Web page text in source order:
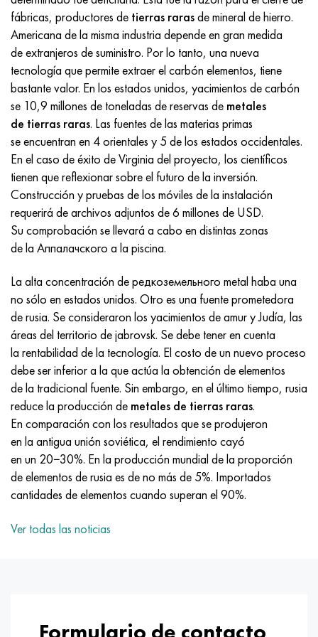
fábricas, productores de tierras rarasde mineral de hierro.
Americana de la misma industria depende en gran medida
de extranjeros de suministro. Por lo tanto, una nueva
tecnología que permite extraer el carbón elementos, tiene
bastante valor. En los estados unidos, yacimientos de carbón
se 10,9 millones de toneladas de reservas de metales
de tierras raras. Las fuentes de las materias primas
se encuentran en 4 orientales y 5 de los estados occidentales.
En el caso de éxito de Virginia del proyecto, los científicos
tienen que reflexionar sobre el futuro de la inversión.
Construcción y pruebas de los móviles de la instalación
requerirá de archivos adjuntos de 6 millones de USD.
Su comprobación se llevará a cabo en distintas zonas
de la Аппалачского a la piscina.
La alta concentración de редкоземельного metal haba una
no sólo en estados unidos. Otro es una fuente prometedora
de rusia. Se consideraron los yacimientos de amur y Judía, las
áreas del territorio de jabrovsk. Se debe tener en cuenta
la rentabilidad de la tecnología. El costo de un nuevo proceso
debe ser inferior a la que actúa la obtención de elementos
de la tradicional fuente. Sin embargo, en el último tiempo, rusia
reduce la producción de metales de tierras raras.
En comparación con los resultados que se produjeron
en la antigua unión soviética, el rendimiento cayó
en un 20−30%. En la producción mundial de la proporción
de elementos de rusia es de no más de 5%. Importados
cantidades de elementos cuando superan el 90%.
Ver todas las noticias
Incotherm
incotest
Jette M152
Cobalto 6B
maraging 250
René 41
Maraging 300
Maraging 350
MP35N
MP159
multimetro n155
Nicrofer 5923 hMo
Nicrofer 6030
Nitronik 40
Nitronik 50
Nitrónico 60
47ND
47НХР
49KF
49K2F, 49K2FA-VI
Aleación 50N
Aleación 50NP
50NHS
Aleación 52N
52K12F
56DGNH
68NKhVKTYu
79NM, Lupa 7904
80NM
80NMV-VI
80NHS
81HMA
HN62VMYUT
HN62MVKYU
HN63MB
XN65VM
KhN65VMTYu
KhN67MVTYu
KhN68VKTYU
KhN68VMTYUK-vd
KhN70VMTYu
HN73MBTYu
XN70YU
HN75MBTYu
XN75TBYu
XN77TYu
XN77TYUR
ХН78Т
VT-35
PT-1M
PT-3V
PT-7M
2B
SPT-2 sv
A LAS 3
3M
TL3
5B
TL5
A LAS 6
TS-6
14 titanio
SP-17
40 titanio
1.4466 - AISI 310MoLn
Aleación Al6xn
15-7Ph® - 1.4532
PH 13-8 meses - 1.4534
1.4542 - 17-4Ph®
Custom 455® - 1.4543 - uns s45500
1.4545 - 15-5Ph®
1.4548 - 17-4Ph®
1.4550 - AISI 347
1.4567 - AISI 304Cu
1.4570-aisi303Cu
1.4574 - Aleación PH 15-7 Mo®
1.4580 - AISI 316Cb
1.4597 - AISI 204Cu
Aleación 28 - 1.4563
Aleación 31 - 1.4562
10X17H13M3T
10X18N18Yu4D
11X11N2V2MF
12Х18Н9Т
13X11N2V2MF
15x11mf
15х12vnmf
15Х12Н2MVFAB
15X16K5N2MVFAB
15X16H2AM
18X11MNFB
18X12VMBFR
20X12VNMF
20Х3FMI
21NKMT
37X12N8G8MFB
2,0872, CuNi10Fe1Mn, Cw352h
Bronce aluminio silicio
CW301G, C64200
bronce de silicio
C65500, CuAl11Fe3
C65620, CuSi3Fe2Zn3
C65100, CuSi1.5
Bronce estaño-plomo
c92200, CuSn6Zn4Pb2
latón rojo
C84400, CuSn2ZnPb
C83600, CuSn5ZnPb
45G2, 45g2, AISI 1144
Aleación de acero estructural
10g2, 10g2, AISI 1513
12X2H4A, 15NiCr13, 1.5752
AC14, 11SMnPb30
20G, 20mn5
20XH3A, AISI 4320, 20hn3a
20HM, 24CrMo5, 20hm
25KhGM, 20CrMo5, 1.7264
30X, AISI 5130, 30h
30hgs, 30hgs
30hgsa, 30hgsa
30hgsn2a, 30hgsna
30xn2ma, 30CrNiMo8
30хн3а, 31nicr14
34khn3ma, 36NiCrMo16, 35NiCrMo16
Р6М5, 1.3343, hs6-5-2, sw7m
Р6М5К5, 1.3243, hs6-5-2-5
R6M5F3, 1.3344, hs6-5-3
9М4К8,1.3207
R12F3, 1.3318, sw12
P18, 1,3355, hs18-0-1, sw18
Acero carbono
10,1.1645, C105W1
11G12, 110G13L, X120Mn12